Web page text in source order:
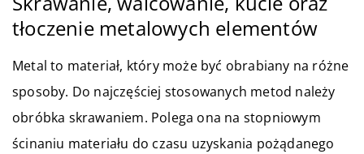
tłoczenie metalowych elementów
Metal to materiał, który może być obrabiany na różne
sposoby. Do najczęściej stosowanych metod należy
obróbka skrawaniem. Polega ona na stopniowym
ścinaniu materiału do czasu uzyskania pożądanego